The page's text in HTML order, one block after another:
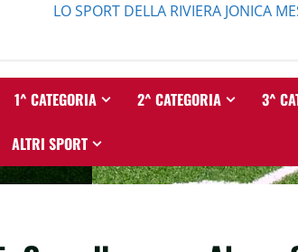
LO SPORT DELLA RIVIERA JONICA
1^ CATEGORIA 2^ CATEGORIA 3^
ALTRI SPORT